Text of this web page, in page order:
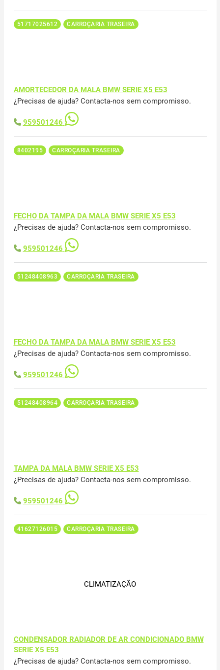
51717025612 CARROÇARIA TRASEIRA
AMORTECEDOR DA MALA BMW SERIE X5 E53
¿Precisas de ajuda? Contacta-nos sem compromisso.
959501246
8402195 CARROÇARIA TRASEIRA
FECHO DA TAMPA DA MALA BMW SERIE X5 E53
¿Precisas de ajuda? Contacta-nos sem compromisso.
959501246
51248408963 CARROÇARIA TRASEIRA
FECHO DA TAMPA DA MALA BMW SERIE X5 E53
¿Precisas de ajuda? Contacta-nos sem compromisso.
959501246
51248408964 CARROÇARIA TRASEIRA
TAMPA DA MALA BMW SERIE X5 E53
¿Precisas de ajuda? Contacta-nos sem compromisso.
959501246
41627126015 CARROÇARIA TRASEIRA
CLIMATIZAÇÃO
CONDENSADOR RADIADOR DE AR CONDICIONADO BMW
SERIE X5 E53
¿Precisas de ajuda? Contacta-nos sem compromisso.